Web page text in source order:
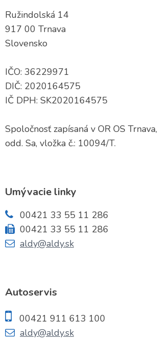
Dávkovače
Platobné terminály
Predajné automaty
Ružindolská 14
917 00 Trnava
Slovensko
IČO: 36229971
DIČ: 2020164575
IČ DPH: SK2020164575
Spoločnosť zapísaná v OR OS Trnava,
odd. Sa, vložka č.: 10094/T.
Umývacie linky
00421 33 55 11 286
00421 33 55 11 286
aldy@aldy.sk
Autoservis
00421 911 613 100
aldy@aldy.sk